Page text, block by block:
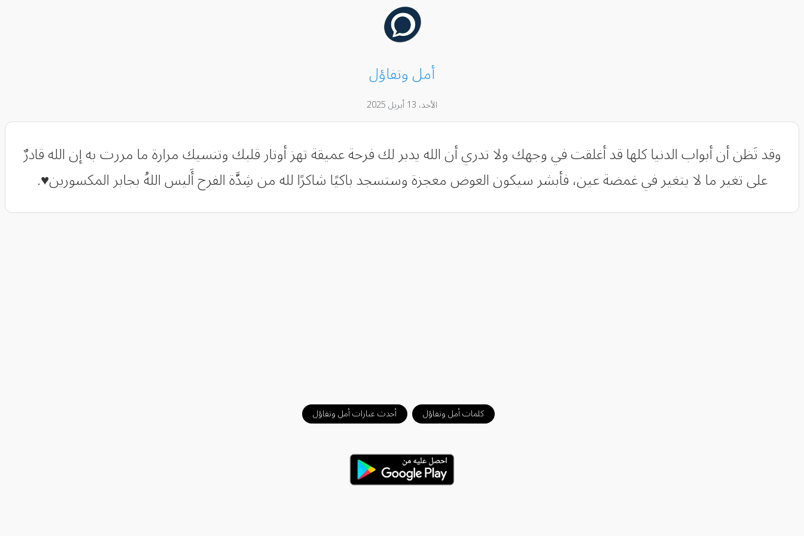
أمل وتفاؤل
الأحد، 13 أبريل 2025
‏وقد تَظن أن أبواب الدنيا كلها قد أغلقت في وجهك ولا تدري أن الله يدبر لك فرحة عميقة تهز أوتار قلبك وتنسيك مرارة ما مررت به إن الله قادرٌ
على تغير ما لا يتغير في غمضة عين، فأبشر سيكون العوض معجزة وستسجد باكيًا شاكرًا لله من شِدَّة الفرح أَليس اللهُ بجابر المكسورين♥.
كلمات أمل وتفاؤل أحدث عبارات أمل وتفاؤل